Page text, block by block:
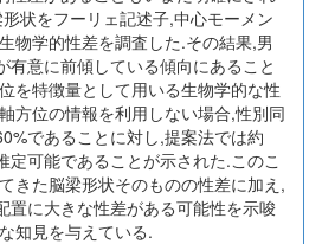
状をフーリェ記述子,中心モーメン
物学的性差を調査した.その結果,男
有意に前傾している傾向にあること
を特徴量として用いる生物学的な性
方位の情報を利用しない場合,性別同
であることに対し,提案法では約
定可能であることが示された.このこ
きた脳梁形状そのものの性差に加え,
置に大きな性差がある可能性を示唆
知見を与えている.